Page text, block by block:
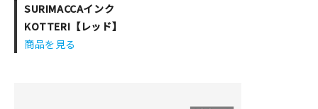
SURIMACCAインク
KOTTERI【レッド】
商品を見る